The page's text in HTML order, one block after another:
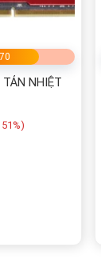
NHIỆT
51%)